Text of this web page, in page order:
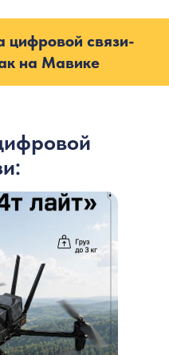
цифровой связи-
на Мавике